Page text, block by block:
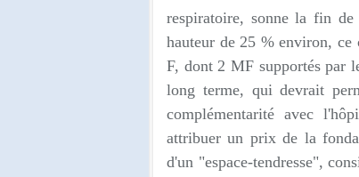
respiratoire, sonne la fin
hauteur de 25 % environ, ce
F, dont 2 MF supportés par
long terme, qui devrait
complémentarité avec
attribuer un prix de la
d'un "espace-tendresse",